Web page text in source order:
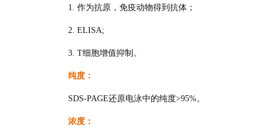
1. 作为抗原，免疫动物得到抗体；
2. ELISA;
3. T细胞增值抑制。
纯度：
SDS-PAGE还原电泳中的纯度>95%。
浓度：